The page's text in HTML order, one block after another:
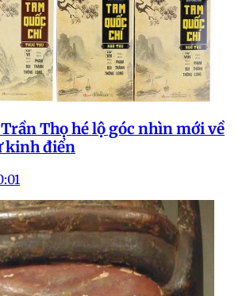
Thọ hé lộ góc nhìn mới về
kinh điển